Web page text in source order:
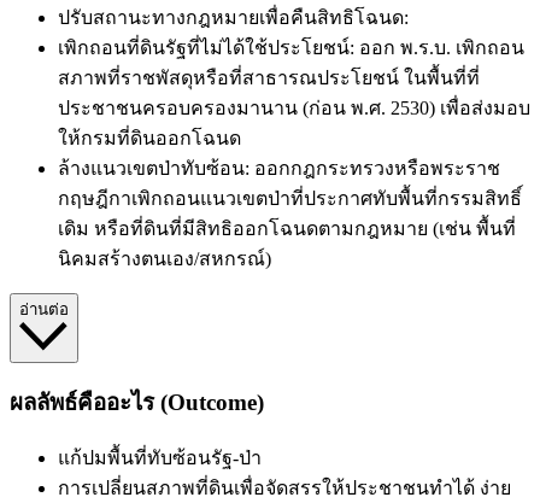
ปรับสถานะทางกฎหมายเพื่อคืนสิทธิโฉนด:
เพิกถอนที่ดินรัฐที่ไม่ได้ใช้ประโยชน์: ออก พ.ร.บ. เพิกถอน
สภาพที่ราชพัสดุหรือที่สาธารณประโยชน์ ในพื้นที่ที่
ประชาชนครอบครองมานาน (ก่อน พ.ศ. 2530) เพื่อส่งมอบ
ให้กรมที่ดินออกโฉนด
ล้างแนวเขตป่าทับซ้อน: ออกกฎกระทรวงหรือพระราช
กฤษฎีกาเพิกถอนแนวเขตป่าที่ประกาศทับพื้นที่กรรมสิทธิ์
เดิม หรือที่ดินที่มีสิทธิออกโฉนดตามกฎหมาย (เช่น พื้นที่
นิคมสร้างตนเอง/สหกรณ์)
อ่านต่อ
ผลลัพธ์คืออะไร (Outcome)
แก้ปมพื้นที่ทับซ้อนรัฐ-ป่า
การเปลี่ยนสภาพที่ดินเพื่อจัดสรรให้ประชาชนทำได้ ง่าย